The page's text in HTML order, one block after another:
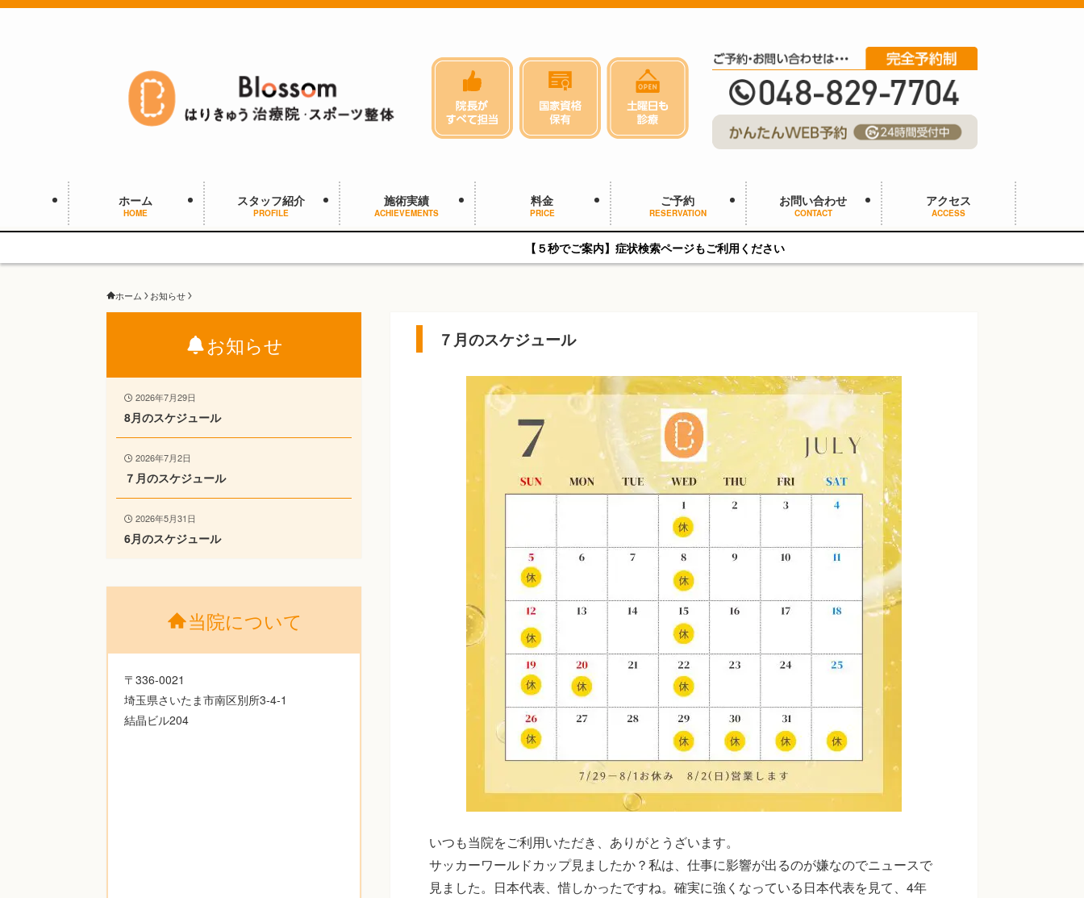
ホーム
HOME
スタッフ紹介
PROFILE
施術実績
ACHIEVEMENTS
料金
PRICE
ご予約
RESERVATION
お問い合わせ
CONTACT
アクセス
ACCESS
【５秒でご案内】症状検索ページもご利用ください
ホーム お知らせ
７月のスケジュール
いつも当院をご利用いただき、ありがとうざいます。
サッカーワールドカップ見ましたか？私は、仕事に影響が出るのが嫌なのでニュースで
見ました。日本代表、惜しかったですね。確実に強くなっている日本代表を見て、4年
お知らせ
2026年7月29日
8月のスケジュール
2026年7月2日
７月のスケジュール
2026年5月31日
6月のスケジュール
当院について
〒336-0021
埼玉県さいたま市南区別所3-4-1
結晶ビル204